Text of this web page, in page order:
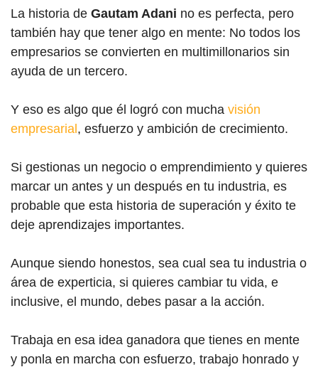
La historia de Gautam Adani no es perfecta, pero
también hay que tener algo en mente: No todos los
empresarios se convierten en multimillonarios sin
ayuda de un tercero.
Y eso es algo que él logró con mucha visión
empresarial, esfuerzo y ambición de crecimiento.
Si gestionas un negocio o emprendimiento y quieres
marcar un antes y un después en tu industria, es
probable que esta historia de superación y éxito te
deje aprendizajes importantes.
Aunque siendo honestos, sea cual sea tu industria o
área de experticia, si quieres cambiar tu vida, e
inclusive, el mundo, debes pasar a la acción.
Trabaja en esa idea ganadora que tienes en mente
y ponla en marcha con esfuerzo, trabajo honrado y